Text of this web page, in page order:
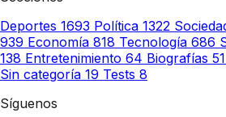
Deportes 1693 Política 1322
939 Economía 818 Tecnología 686
138 Entretenimiento 64 Biografías 51
Sin categoría 19 Tests 8
Síguenos